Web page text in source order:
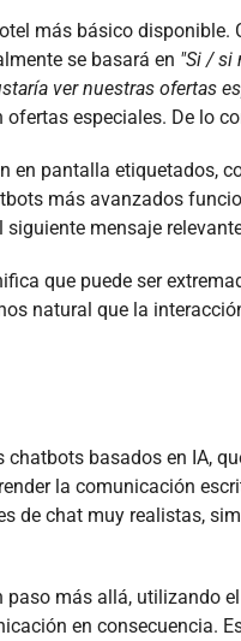
más básico disponible.
se basará en "Si / si
ver nuestras ofertas
especiales. De lo
en pantalla etiquetados,
más avanzados
mensaje
que puede ser
natural que la
basados en IA,
la comunicación
de chat muy realistas,
paso más allá, utilizando
en consecuencia.